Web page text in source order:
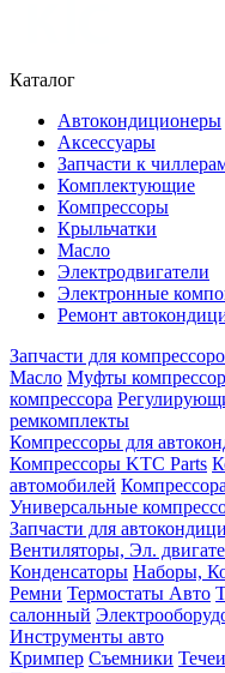
Каталог
Автокондиционеры
Аксессуары
Запчасти к
Комплектующие
Компрессоры
Крыльчатки
Масло
Электродвигатели
Электронные
Ремонт
Запчасти для
Масло Муфты
компрессора
ремкомплекты
Компрессоры для
Компрессоры KTC Parts
автомобилей
Универсальные
Запчасти для
Вентиляторы, Эл.
Конденсаторы Наборы,
Ремни Термостаты Авто
салонный
Инструменты авто
Кримпер Съемники